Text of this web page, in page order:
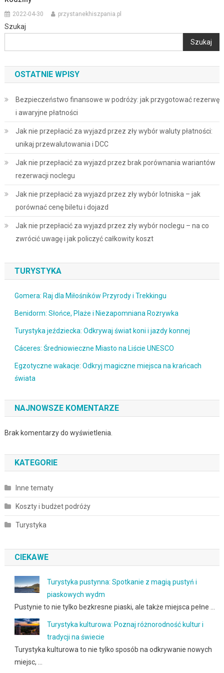
2022-04-30 przystanekhiszpania.pl
Szukaj
Szukaj
OSTATNIE WPISY
Bezpieczeństwo finansowe w podróży: jak przygotować rezerwę
i awaryjne płatności
Jak nie przepłacić za wyjazd przez zły wybór waluty płatności:
unikaj przewalutowania i DCC
Jak nie przepłacić za wyjazd przez brak porównania wariantów
rezerwacji noclegu
Jak nie przepłacić za wyjazd przez zły wybór lotniska – jak
porównać cenę biletu i dojazd
Jak nie przepłacić za wyjazd przez zły wybór noclegu – na co
zwrócić uwagę i jak policzyć całkowity koszt
TURYSTYKA
Gomera: Raj dla Miłośników Przyrody i Trekkingu
Benidorm: Słońce, Plaże i Niezapomniana Rozrywka
Turystyka jeździecka: Odkrywaj świat koni i jazdy konnej
Cáceres: Średniowieczne Miasto na Liście UNESCO
Egzotyczne wakacje: Odkryj magiczne miejsca na krańcach
świata
NAJNOWSZE KOMENTARZE
Brak komentarzy do wyświetlenia.
KATEGORIE
Inne tematy
Koszty i budżet podróży
Turystyka
CIEKAWE
Turystyka pustynna: Spotkanie z magią pustyń i
piaskowych wydm
Pustynie to nie tylko bezkresne piaski, ale także miejsca pełne …
Turystyka kulturowa: Poznaj różnorodność kultur i
tradycji na świecie
Turystyka kulturowa to nie tylko sposób na odkrywanie nowych
miejsc, …